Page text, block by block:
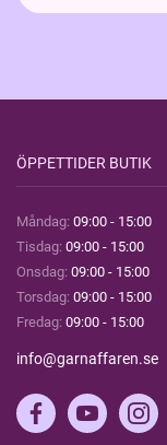
ÖPPETTIDER BUTIK
Måndag: 09:00 - 15:00
Tisdag: 09:00 - 15:00
Onsdag: 09:00 - 15:00
Torsdag: 09:00 - 15:00
Fredag: 09:00 - 15:00
info@garnaffaren.se